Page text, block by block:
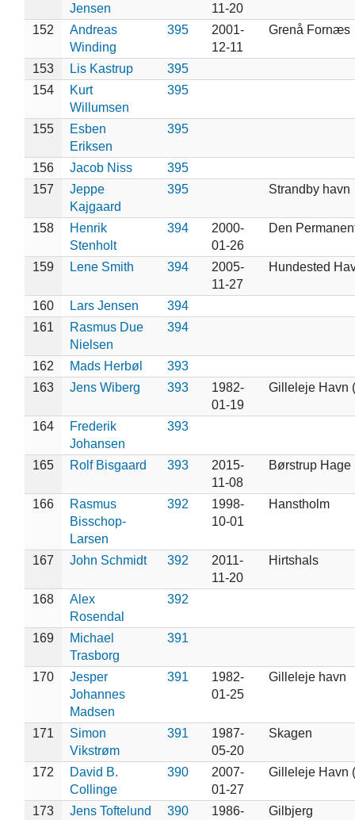
Jensen
11-20
152
Andreas
Winding
395
2001-
12-11
Grenå Fornæs
153 Lis Kastrup
395
154
Kurt
Willumsen
395
155
Esben
Eriksen
395
156 Jacob Niss
395
157
Jeppe
Kajgaard
395 Strandby havn
158
Henrik
Stenholt
394
2000-
01-26
Den
159 Lene Smith 394
2005-
11-27
Hundested
160 Lars Jensen
394
161
Rasmus Due
Nielsen
394
162 Mads Herbøl
393
163
Jens Wiberg 393
1982-
01-19
Gilleleje Havn
164
Frederik
Johansen
393
165 Rolf Bisgaard 393
2015-
11-08
Børstrup Hage
166
Rasmus
Bisschop-
Larsen
392
1998-
10-01
Hanstholm
167 John Schmidt 392
2011-
11-20
Hirtshals
168
Alex
Rosendal
392
169
Michael
Trasborg
391
170
Jesper
Johannes
Madsen
391
1982-
01-25
Gilleleje havn
171
Simon
Vikstrøm
391
1987-
05-20
Skagen
172
David B.
Collinge
390
2007-
01-27
Gilleleje Havn
173
Jens Toftelund
390
1986-
Gilbjerg